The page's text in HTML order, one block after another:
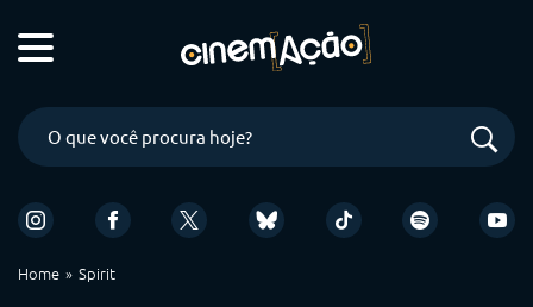
Home Spirit